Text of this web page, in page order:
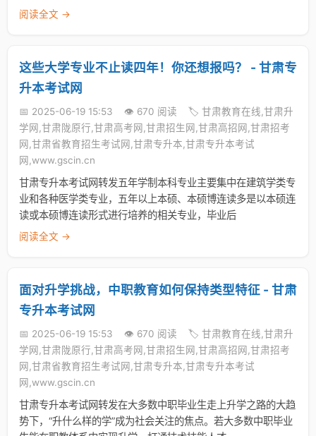
阅读全文 →
这些大学专业不止读四年！你还想报吗？ - 甘肃专
升本考试网
📅 2025-06-19 15:53 👁️ 670 阅读
🏷️ 甘肃教育在线,甘肃升
学网,甘肃陇原行,甘肃高考网,甘肃招生网,甘肃高招网,甘肃招考
网,甘肃省教育招生考试网,甘肃专升本,甘肃专升本考试
网,www.gscin.cn
甘肃专升本考试网转发五年学制本科专业主要集中在建筑学类专
业和各种医学类专业，五年以上本硕、本硕博连读多是以本硕连
读或本硕博连读形式进行培养的相关专业，毕业后
阅读全文 →
面对升学挑战，中职教育如何保持类型特征 - 甘肃
专升本考试网
📅 2025-06-19 15:53 👁️ 670 阅读
🏷️ 甘肃教育在线,甘肃升
学网,甘肃陇原行,甘肃高考网,甘肃招生网,甘肃高招网,甘肃招考
网,甘肃省教育招生考试网,甘肃专升本,甘肃专升本考试
网,www.gscin.cn
甘肃专升本考试网转发在大多数中职毕业生走上升学之路的大趋
势下，“升什么样的学”成为社会关注的焦点。若大多数中职毕业